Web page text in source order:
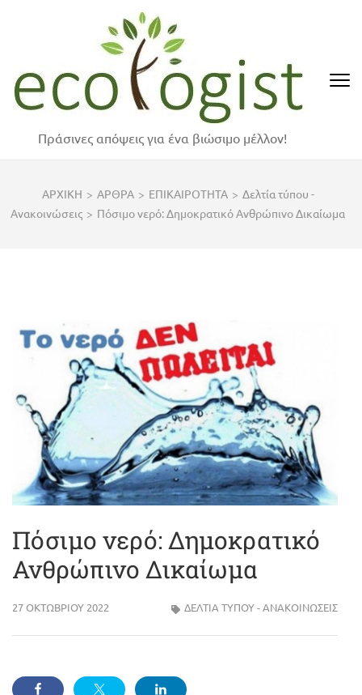
Enter)
Πράσινες απόψεις για ένα βιώσιμο μέλλον!
ΑΡΧΙΚΗ > ΑΡΘΡΑ > ΕΠΙΚΑΙΡΟΤΗΤΑ > Δελτία τύπου -
Ανακοινώσεις > Πόσιμο νερό: Δημοκρατικό Ανθρώπινο Δικαίωμα
Πόσιμο νερό: Δημοκρατικό
Ανθρώπινο Δικαίωμα
27 ΟΚΤΩΒΡΊΟΥ 2022 ΔΕΛΤΊΑ ΤΎΠΟΥ - ΑΝΑΚΟΙΝΏΣΕΙΣ